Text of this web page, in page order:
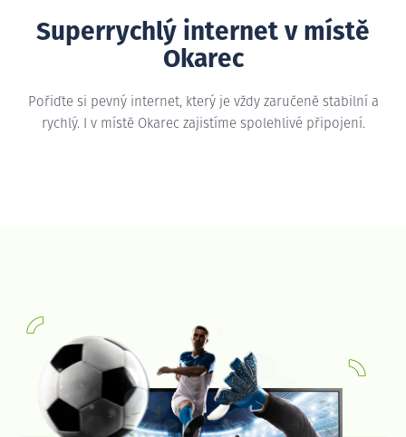
Superrychlý internet v místě
Okarec
Pořiďte si pevný internet, který je vždy zaručeně stabilní a
rychlý. I v místě Okarec zajistíme spolehlivé připojení.